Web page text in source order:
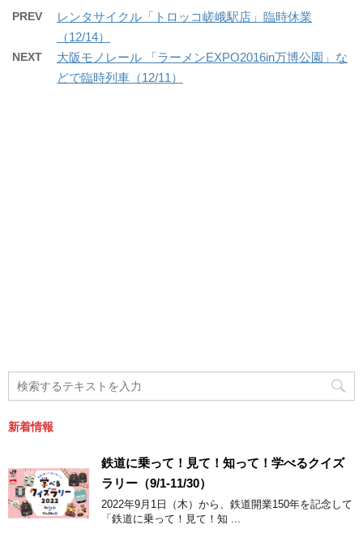
PREV
レンタサイクル「トロッコ嵯峨駅店」臨時休業
（12/14）
NEXT
大阪モノレール 「ラーメンEXPO2016in万博公園」な
どで臨時列車（12/11）
新着情報
鉄道に乗って！見て！知って！学べるクイズ
ラリー（9/1-11/30）
2022年9月1日（木）から、鉄道開業150年を記念して
「鉄道に乗って！見て！知 ...